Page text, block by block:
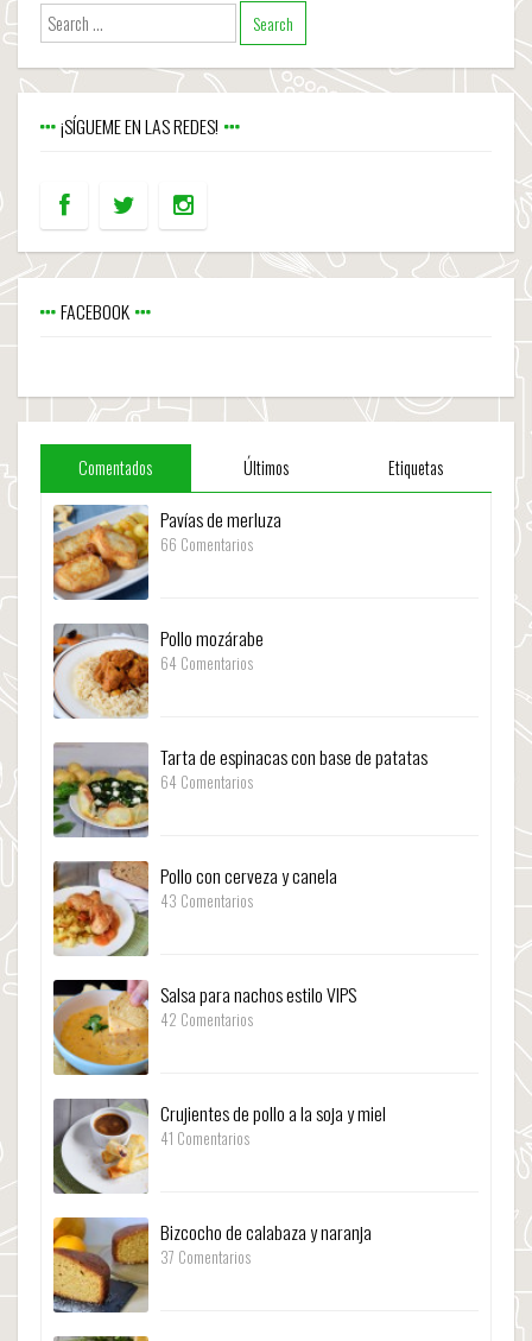
¡SÍGUEME EN LAS REDES!
FACEBOOK
Comentados Últimos Etiquetas
Pavías de merluza
66 Comentarios
Pollo mozárabe
64 Comentarios
Tarta de espinacas con base de patatas
64 Comentarios
Pollo con cerveza y canela
43 Comentarios
Salsa para nachos estilo VIPS
42 Comentarios
Crujientes de pollo a la soja y miel
41 Comentarios
Bizcocho de calabaza y naranja
37 Comentarios